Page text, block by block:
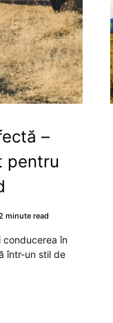
–
pentru
minute read
conducerea în
într-un stil de